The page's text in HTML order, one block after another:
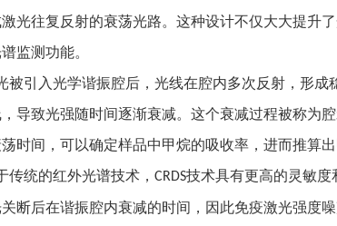
光往复反射的衰荡光路。这种设计不仅大大提升
监测功能。
被引入光学谐振腔后，光线在腔内多次反射，形
导致光强随时间逐渐衰减。这个衰减过程被称为
时间，可以确定样品中甲烷的吸收率，进而推算出
传统的红外光谱技术， CRDS技术具有更高的灵敏
断后在谐振腔内衰减的时间，因此免疫激光强度